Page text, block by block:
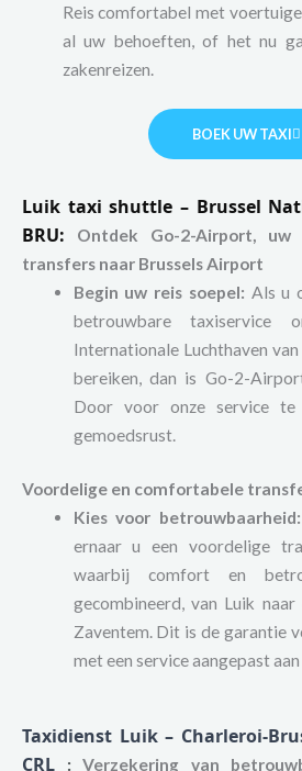
Reis comfortabel met
al uw behoeften, of het nu
zakenreizen.
BOEK UW TAXI
Luik taxi shuttle – Brussel
BRU:
Ontdek Go-2-Airport,
transfers naar Brussels Airport
Begin uw reis soepel: Als u
betrouwbare
Internationale Luchthaven
bereiken, dan is Go-2-
Door voor onze service
gemoedsrust.
Voordelige en comfortabele
Kies voor betrouwbaarheid:
ernaar u een voordelige
waarbij comfort en
gecombineerd, van Luik
Zaventem. Dit is de garantie
met een service aangepast
Taxidienst Luik – Charleroi-
CRL
: Verzekering van